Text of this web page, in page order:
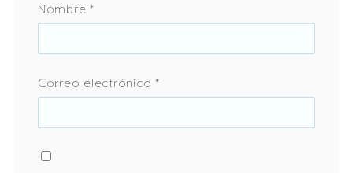
Nombre*
Correo electrónico*